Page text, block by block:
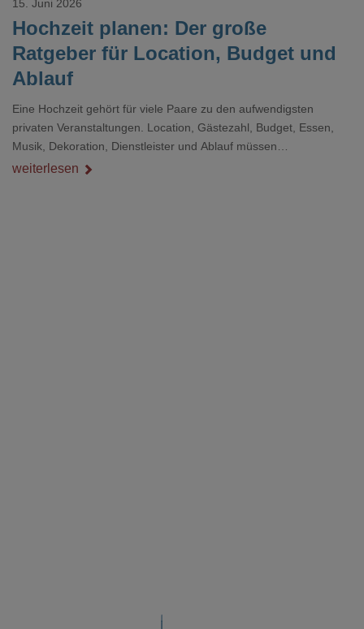
Hochzeit planen: Der große
Ratgeber für Location, Budget und
Ablauf
15. Juni 2026
Eine Hochzeit gehört für viele Paare zu den aufwendigsten
privaten Veranstaltungen. Location, Gästezahl, Budget, Essen,
Musik, Dekoration, Dienstleister und Ablauf müssen
zusammenpassen, damit der Tag gut organisiert ist und trotzdem
weiterlesen